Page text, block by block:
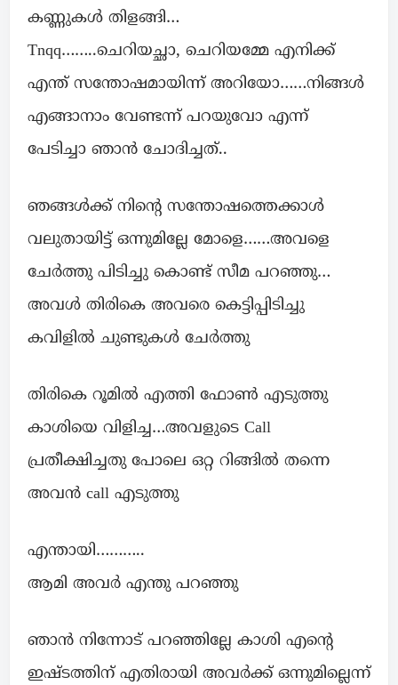
കണ്ണുകൾ തിളങ്ങി…
Tnqq……..ചെറിയച്ഛാ, ചെറിയമ്മേ എനിക്ക്
എന്ത് സന്തോഷമായിന്ന് അറിയോ……നിങ്ങൾ
എങ്ങാനാം വേണ്ടന്ന് പറയുവോ എന്ന്
പേടിച്ചാ ഞാൻ ചോദിച്ചത്..
ഞങ്ങൾക്ക് നിന്റെ സന്തോഷത്തെക്കാൾ
വലുതായിട്ട് ഒന്നുമില്ലേ മോളെ……അവളെ
ചേർത്തു പിടിച്ചു കൊണ്ട് സീമ പറഞ്ഞു…
അവൾ തിരികെ അവരെ കെട്ടിപ്പിടിച്ചു
കവിളിൽ ചുണ്ടുകൾ ചേർത്തു
തിരികെ റൂമിൽ എത്തി ഫോൺ എടുത്തു
കാശിയെ വിളിച്ച…അവളുടെ Call
പ്രതീക്ഷിച്ചതു പോലെ ഒറ്റ റിങ്ങിൽ തന്നെ
അവൻ call എടുത്തു
എന്തായി………..
ആമി അവർ എന്തു പറഞ്ഞു
ഞാൻ നിന്നോട് പറഞ്ഞില്ലേ കാശി എന്റെ
ഇഷ്ടത്തിന് എതിരായി അവർക്ക് ഒന്നുമില്ലെന്ന്‌